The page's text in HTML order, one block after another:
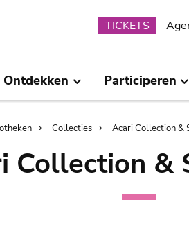
TICKETS
Ontdekken Participeren
Collecties Acari Collection &
Collection &